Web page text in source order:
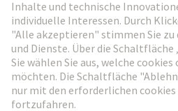
Weiter zur Anmeldung
Social Media